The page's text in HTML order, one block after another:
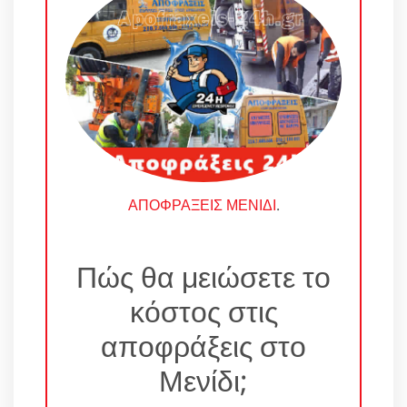
ΑΠΟΦΡΑΞΕΙΣ ΜΕΝΙΔΙ.
Πώς θα μειώσετε το
κόστος στις
αποφράξεις στο
Μενίδι;